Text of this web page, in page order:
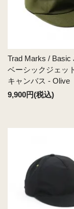
Trad Marks / Basic
ベーシックジェッ
キャンバス - Olive
9,900円(税込)